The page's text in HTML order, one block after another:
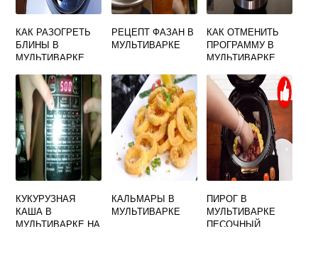
КАК РАЗОГРЕТЬ
БЛИНЫ В
МУЛЬТИВАРКЕ
РЕЦЕПТ ФАЗАН В
МУЛЬТИВАРКЕ
КАК ОТМЕНИТЬ
ПРОГРАММУ В
МУЛЬТИВАРКЕ
КУКУРУЗНАЯ
КАША В
МУЛЬТИВАРКЕ НА
КАЛЬМАРЫ В
МУЛЬТИВАРКЕ
ПИРОГ В
МУЛЬТИВАРКЕ
ПЕСОЧНЫЙ